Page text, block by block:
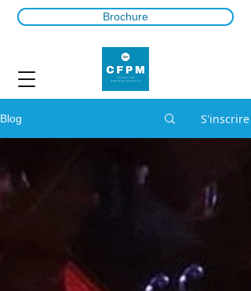
Brochure
Blog S'inscrire